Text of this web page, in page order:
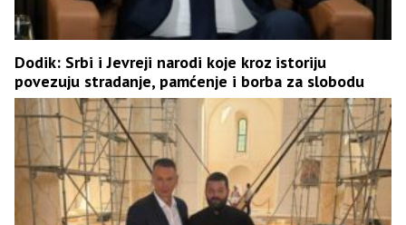
Dodik: Srbi i Јevreji narodi koje kroz istoriju
povezuju stradanje, pamćenje i borba za slobodu